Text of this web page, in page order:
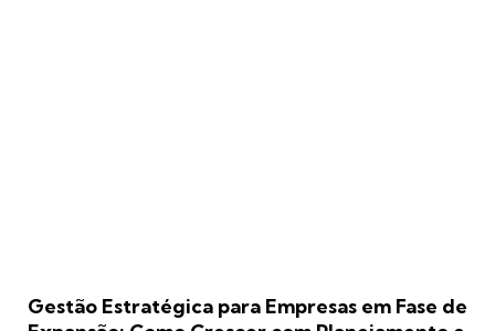
Gestão Estratégica para Empresas em Fase de